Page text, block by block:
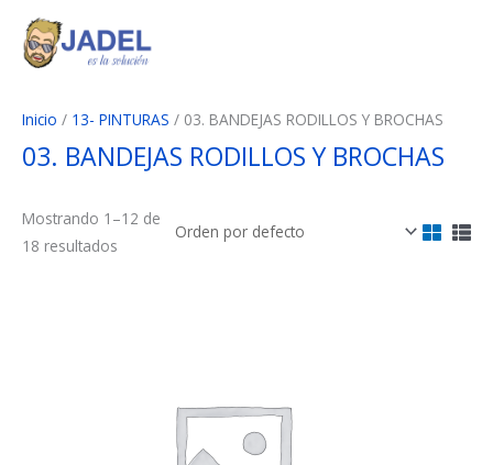
contenido
Inicio / 13- PINTURAS / 03. BANDEJAS RODILLOS Y BROCHAS
03. BANDEJAS RODILLOS Y BROCHAS
Mostrando 1–12 de
18 resultados